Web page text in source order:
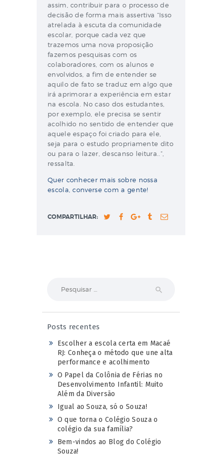
assim, contribuir para o processo de
decisão de forma mais assertiva “Isso
atrelada à escuta da comunidade
escolar, porque cada vez que
trazemos uma nova proposição
fazemos pesquisas com os
colaboradores, com os alunos e
envolvidos, a fim de entender se
aquilo de fato se traduz em algo que
irá aprimorar a experiência em estar
na escola. No caso dos estudantes,
por exemplo, ele precisa se sentir
acolhido no sentido de entender que
aquele espaço foi criado para ele,
seja para o estudo propriamente dito
ou para o lazer, descanso leitura..”,
ressalta.
Quer conhecer mais sobre nossa
escola, converse com a gente!
COMPARTILHAR:
Posts recentes
Escolher a escola certa em Macaé
RJ: Conheça o método que une alta
performance e acolhimento
O Papel da Colônia de Férias no
Desenvolvimento Infantil: Muito
Além da Diversão
Igual ao Souza, só o Souza!
O que torna o Colégio Souza o
colégio da sua família?
Bem-vindos ao Blog do Colégio
Souza!